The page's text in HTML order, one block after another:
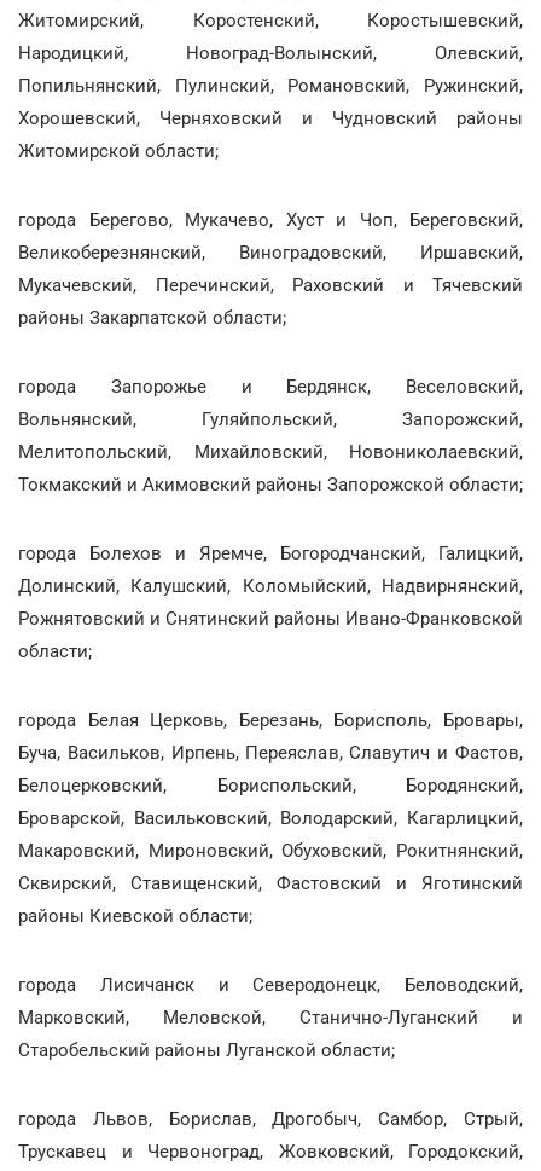
Житомирский, Коростенский, Коростышевский,
Народицкий, Новоград-Волынский, Олевский,
Попильнянский, Пулинский, Романовский, Ружинский,
Хорошевский, Черняховский и Чудновский районы
Житомирской области;
города Берегово, Мукачево, Хуст и Чоп, Береговский,
Великоберезнянский, Виноградовский, Иршавский,
Мукачевский, Перечинский, Раховский и Тячевский
районы Закарпатской области;
города Запорожье и Бердянск, Веселовский,
Вольнянский, Гуляйпольский, Запорожский,
Мелитопольский, Михайловский, Новониколаевский,
Токмакский и Акимовский районы Запорожской области;
города Болехов и Яремче, Богородчанский, Галицкий,
Долинский, Калушский, Коломыйский, Надвирнянский,
Рожнятовский и Снятинский районы Ивано-Франковской
области;
города Белая Церковь, Березань, Борисполь, Бровары,
Буча, Васильков, Ирпень, Переяслав, Славутич и Фастов,
Белоцерковский, Бориспольский, Бородянский,
Броварской, Васильковский, Володарский, Кагарлицкий,
Макаровский, Мироновский, Обуховский, Рокитнянский,
Сквирский, Ставищенский, Фастовский и Яготинский
районы Киевской области;
города Лисичанск и Северодонецк, Беловодский,
Марковский, Меловской, Станично-Луганский и
Старобельский районы Луганской области;
города Львов, Борислав, Дрогобыч, Самбор, Стрый,
Трускавец и Червоноград, Жовковский, Городокский,